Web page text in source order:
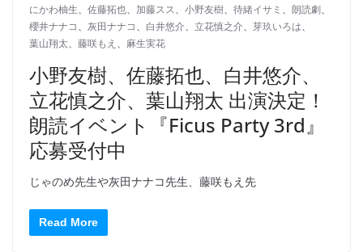
にかわ柚生、 佐藤拓也、 加藤スス、 小野友樹、 待緒イサミ 、 朗読劇 、
櫻井ナナコ 、 灰田ナナコ 、 白井悠介、 立花慎之介、 芽玖いろは、
葉山翔太、 藤咲もえ 、 麻生実花
小野友樹、佐藤拓也、白井悠介、
立花慎之介、葉山翔太 出演決定！
朗読イベント『Ficus Party 3rd』
応募受付中
じゃのめ先生や灰田ナナコ先生、藤咲もえ先
Read More